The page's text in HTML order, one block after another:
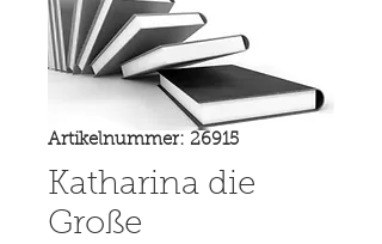
Artikelnummer: 26915
Katharina die
Große